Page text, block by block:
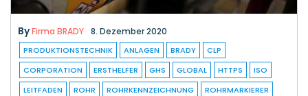
ByFirma BRADY 8. Dezember 2020
PRODUKTIONSTECHNIK ANLAGEN BRADY
CLP
CORPORATION
ERSTHELFER GHS GLOBAL HTTPS
ISO
LEITFADEN
ROHR ROHRKENNZEICHNUNG
ROHRMARKIERER